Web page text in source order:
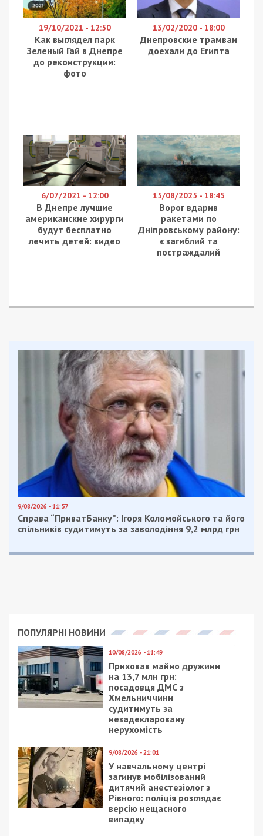
19/10/2021 - 12:50
Как выглядел парк
Зеленый Гай в Днепре
до реконструкции:
фото
13/02/2020 - 18:00
Днепровские трамваи
доехали до Египта
6/07/2021 - 12:00
В Днепре лучшие
американские хирурги
будут бесплатно
лечить детей: видео
15/08/2025 - 18:45
Ворог вдарив
ракетами по
Дніпровському району:
є загиблий та
постраждалий
9/08/2026 - 11:57
Справа “ПриватБанку”: Ігоря Коломойського та його
спільників судитимуть за заволодіння 9,2 млрд грн
ПОПУЛЯРНІ НОВИНИ
10/08/2026 - 11:49
Приховав майно дружини
на 13,7 млн грн:
посадовця ДМС з
Хмельниччини
судитимуть за
незадекларовану
нерухомість
9/08/2026 - 21:01
У навчальному центрі
загинув мобілізований
дитячий анестезіолог з
Рівного: поліція розглядає
версію нещасного
випадку